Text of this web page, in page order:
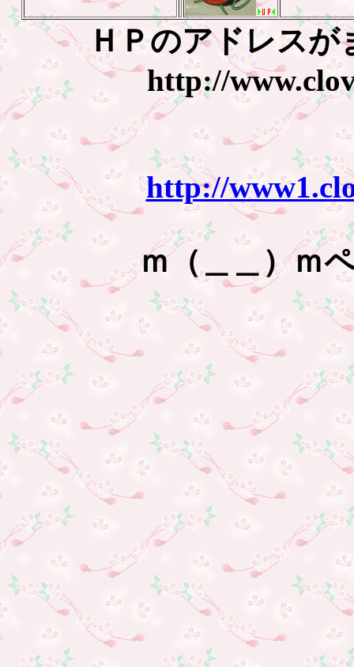
ＨＰのアドレスが
http://
http://
ｍ（＿＿）ｍ